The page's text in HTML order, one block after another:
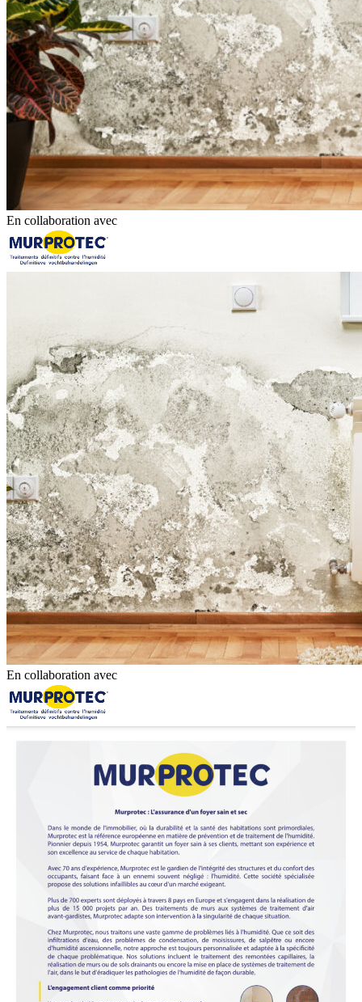
En collaboration avec
En collaboration avec